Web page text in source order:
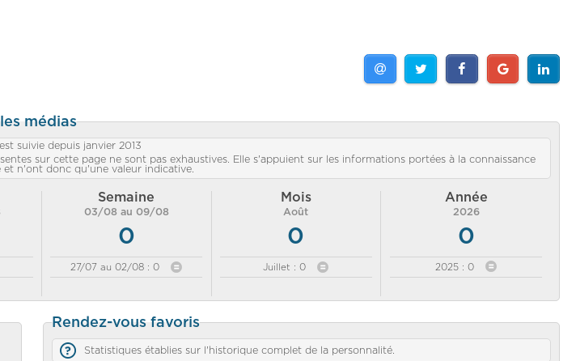
médias
suivie depuis janvier 2013
sur cette page ne sont pas exhaustives. Elle s'appuient sur les informations portées à la connaissance
et n'ont donc qu'une valeur indicative.
Semaine
03/08 au 09/08
0
27/07 au 02/08 : 0
Mois
Août
0
Juillet : 0
Année
2026
0
2025 : 0
Rendez-vous favoris
Statistiques établies sur l'historique complet de la personnalité.